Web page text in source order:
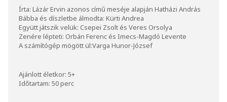
Írta: Lázár Ervin azonos című meséje alapján Hatházi András
Bábba és díszletbe álmodta: Kürti Andrea
Együtt játszik velük: Csepei Zsolt és Veres Orsolya
Zenére lépteti: Orbán Ferenc és Imecs-Magdó Levente
A számítógép mögött ül:Varga Hunor-József
Ajánlott életkor: 5+
Időtartam: 50 perc